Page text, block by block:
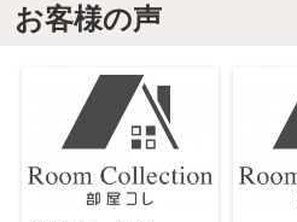
お客様の声